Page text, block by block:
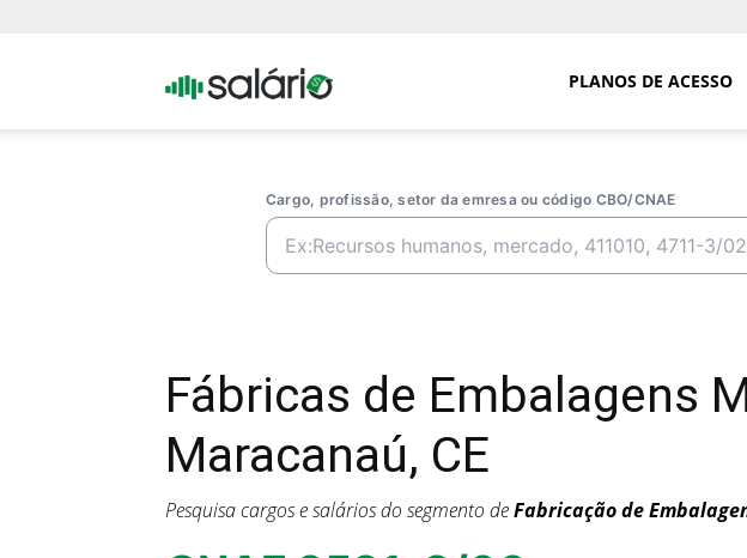
Portal PLANOS DE ACESSO
Cargo, profissão, setor da emresa ou código CBO/CNAE
Fábricas de Embalagens
Maracanaú, CE
Pesquisa cargos e salários do segmento deFabricação de